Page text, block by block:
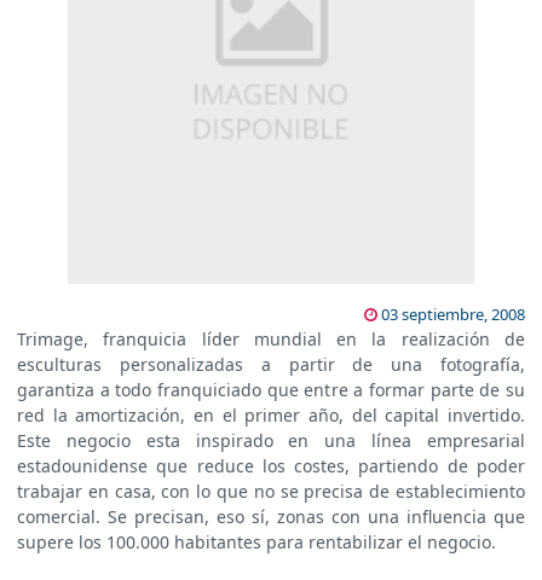
03 septiembre, 2008
Trimage, franquicia líder mundial en la realización de
esculturas personalizadas a partir de una fotografía,
garantiza a todo franquiciado que entre a formar parte de su
red la amortización, en el primer año, del capital invertido.
Este negocio esta inspirado en una línea empresarial
estadounidense que reduce los costes, partiendo de poder
trabajar en casa, con lo que no se precisa de establecimiento
comercial. Se precisan, eso sí, zonas con una influencia que
supere los 100.000 habitantes para rentabilizar el negocio.